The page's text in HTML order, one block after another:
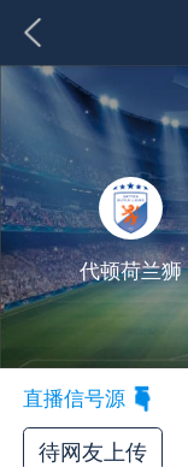
代顿荷兰狮
直播信号源
待网友上传